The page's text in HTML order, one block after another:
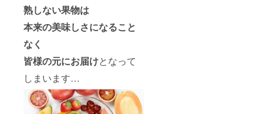
熟しない果物は
本来の美味しさになること
なく
皆様の元にお届けとなって
しまいます…